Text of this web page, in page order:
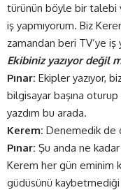
türünün böyle bir talebi
iş yapmıyorum. Biz
zamandan beri TV’ye iş
Ekibiniz yazıyor değil
Pınar: Ekipler yazıyor,
bilgisayar başına
yazdım bu arada.
Kerem: Denemedik de
Pınar: Şu anda ne
Kerem her gün eminim
güdüsünü kaybetmediği